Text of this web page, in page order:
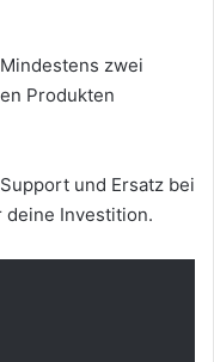
zwei
Produkten
und Ersatz bei
deine Investition.